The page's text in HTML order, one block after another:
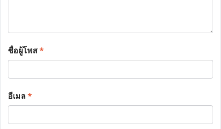
ชื่อผู้โพส*
อีเมล*